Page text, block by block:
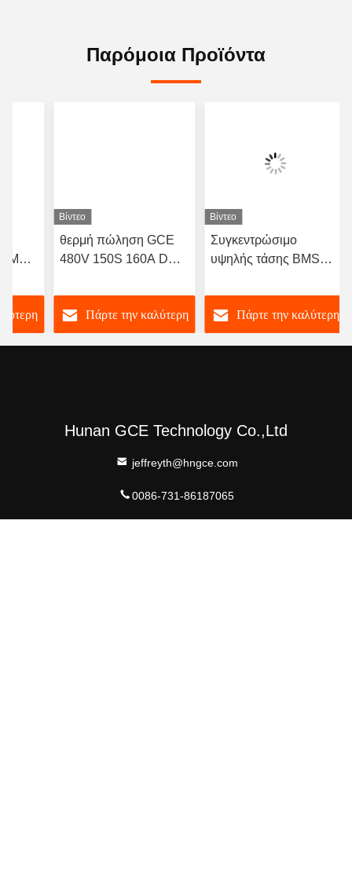
432V υψηλής τάσης BMS
Σύστημα διαχείρισης μπαταρίας LFP Lifepo4
135S Σύστημα διαχείρισης μπαταρίας Lifepo4
Παρόμοια Προϊόντα
θερμή πώληση GCE
Βίντεο
Συγκεντρώσιμο